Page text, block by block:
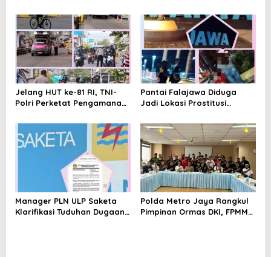
Pengedar Diamankan
Mandiri
Jelang HUT ke-81 RI, TNI-
Polri Perketat Pengamanan
Pemeriksaan Kendaraan
hingga Patroli Rutin
Pantai Falajawa Diduga
Jadi Lokasi Prostitusi
Miras, Warga Desak
Penertiban
Manager PLN ULP Saketa
Klarifikasi Tuduhan Dugaan
Polda Metro Jaya Rangkul
Pimpinan Ormas DKI, FPMM